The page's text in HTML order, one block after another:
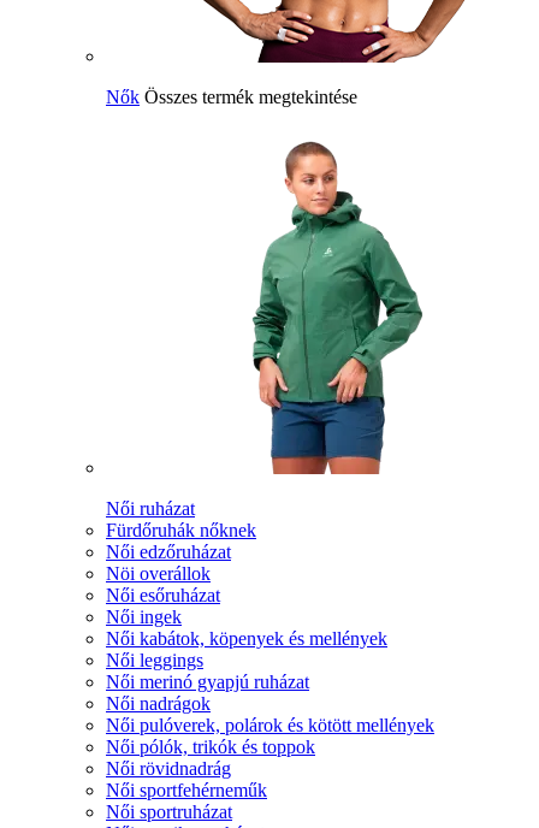
Nők Összes termék megtekintése
Női ruházat
Fürdőruhák nőknek
Női edzőruházat
Nöi overállok
Női esőruházat
Női ingek
Női kabátok, köpenyek és mellények
Női leggings
Női merinó gyapjú ruházat
Női nadrágok
Női pulóverek, polárok és kötött mellények
Női pólók, trikók és toppok
Női rövidnadrág
Női sportfehérneműk
Női sportruházat